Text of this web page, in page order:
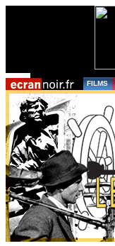
FILMS